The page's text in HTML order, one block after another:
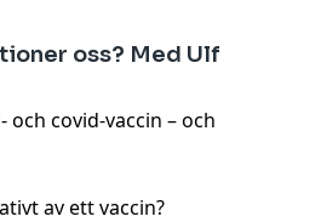
oss? Med Ulf
covid-vaccin – och
av ett vaccin?